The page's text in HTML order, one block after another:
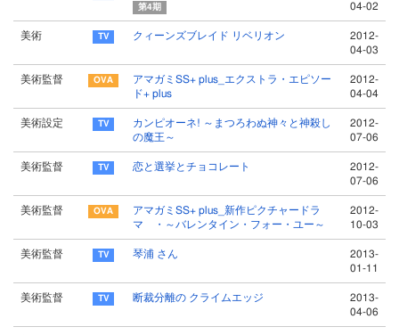
第4期
04-02
美術 クィーンズブレイド リベリオン
2012-
04-03
美術監督
アマガミSS+ plus_エクストラ・エピソー
ド+ plus
2012-
04-04
美術設定
カンピオーネ! ～まつろわぬ神々と神殺し
の魔王～
2012-
07-06
美術監督 恋と選挙とチョコレート
2012-
07-06
美術監督
アマガミSS+ plus_新作ピクチャードラ
マ ・～バレンタイン・フォー・ユー～
2012-
10-03
美術監督 琴浦 さん
2013-
01-11
美術監督 断裁分離の クライムエッジ
2013-
04-06